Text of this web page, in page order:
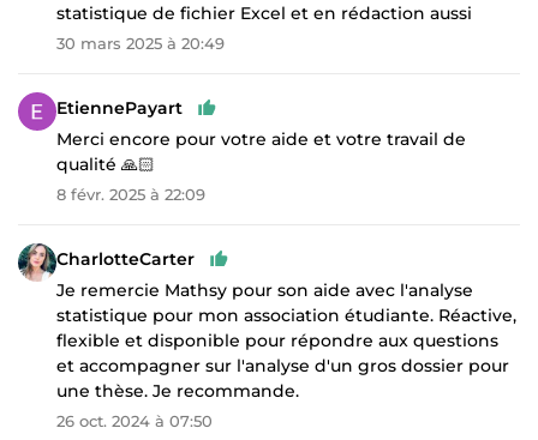
statistique de fichier Excel et en rédaction aussi
30 mars 2025 à 20:49
EtiennePayart
Merci encore pour votre aide et votre travail de
qualité 🙏🏻
8 févr. 2025 à 22:09
CharlotteCarter
Je remercie Mathsy pour son aide avec l'analyse
statistique pour mon association étudiante. Réactive,
flexible et disponible pour répondre aux questions
et accompagner sur l'analyse d'un gros dossier pour
une thèse. Je recommande.
26 oct. 2024 à 07:50